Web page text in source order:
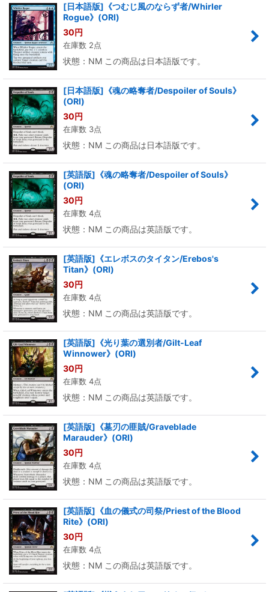
[日本語版]《つむじ風のならず者/Whirler
Rogue》(ORI)
30円
在庫数 2点
状態：NM この商品は日本語版です。
[日本語版]《魂の略奪者/Despoiler of Souls》
(ORI)
30円
在庫数 3点
状態：NM この商品は日本語版です。
[英語版]《魂の略奪者/Despoiler of Souls》
(ORI)
30円
在庫数 4点
状態：NM この商品は英語版です。
[英語版]《エレボスのタイタン/Erebos's
Titan》(ORI)
30円
在庫数 4点
状態：NM この商品は英語版です。
[英語版]《光り葉の選別者/Gilt-Leaf
Winnower》(ORI)
30円
在庫数 4点
状態：NM この商品は英語版です。
[英語版]《墓刃の匪賊/Graveblade
Marauder》(ORI)
30円
在庫数 4点
状態：NM この商品は英語版です。
[英語版]《血の儀式の司祭/Priest of the Blood
Rite》(ORI)
30円
在庫数 4点
状態：NM この商品は英語版です。